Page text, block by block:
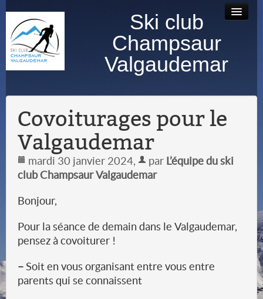
Ski club
Champsaur
Valgaudemar
Accueil Contact
photos
Covoiturages pour le
Valgaudemar
mardi 30 janvier 2024, par L’équipe du ski
club Champsaur Valgaudemar
Bonjour,
Pour la séance de demain dans le Valgaudemar,
pensez à covoiturer !
–Soit en vous organisant entre vous entre
parents qui se connaissent